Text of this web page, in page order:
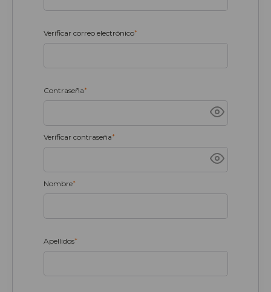
Contraseña*
Verificar contraseña*
Verificar correo electrónico*
Nombre*
Apellidos*